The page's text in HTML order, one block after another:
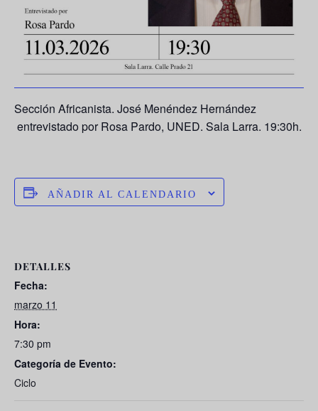
Sección Africanista. José Menéndez Hernández
entrevistado por Rosa Pardo, UNED. Sala Larra. 19:30h.
AÑADIR AL CALENDARIO
DETALLES
Fecha:
marzo 11
Hora:
7:30 pm
Categoría de Evento:
Ciclo